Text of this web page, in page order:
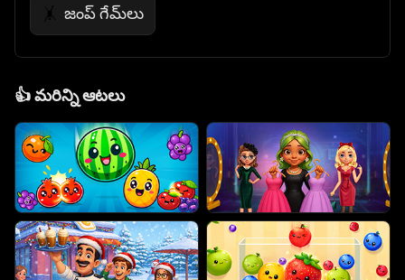
🤸 జంప్ గేమ్‌లు
👍మరిన్ని ఆటలు